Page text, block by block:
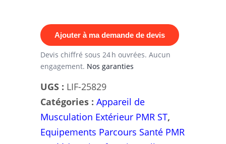
Extérieur
PMR
Double
Chest
Press
-
Renforcez
Vos
Ajouter à ma demande de devis
Devis chiffré sous 24 h ouvrées. Aucun
engagement. Nos garanties
UGS : LIF-25829
Catégories : Appareil de
Musculation Extérieur PMR ST,
Equipements Parcours Santé PMR